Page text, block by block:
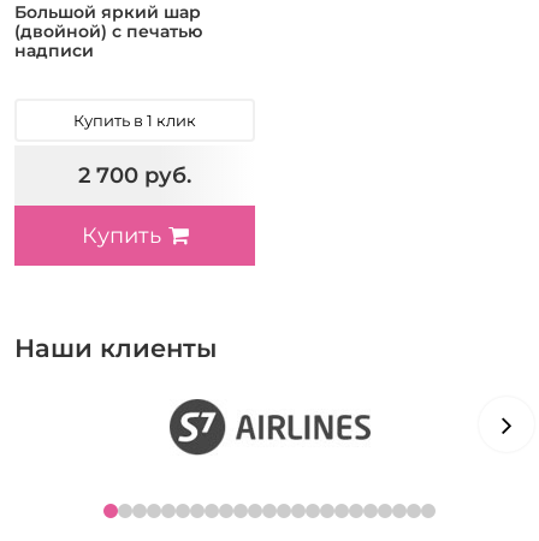
Большой яркий шар
(двойной) с печатью
надписи
Купить в 1 клик
2 700 руб.
Купить
Наши клиенты